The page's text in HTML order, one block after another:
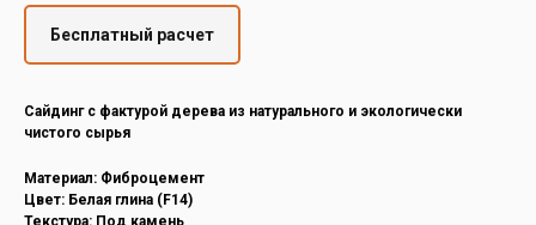
Бесплатный расчет
Cайдинг с фактурой дерева из натурального и экологически
чистого сырья
Материал: Фиброцемент
Цвет: Белая глина (F14)